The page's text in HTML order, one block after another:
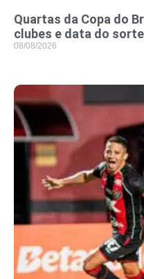
Quartas da Copa do
clubes e data do
08/08/2026